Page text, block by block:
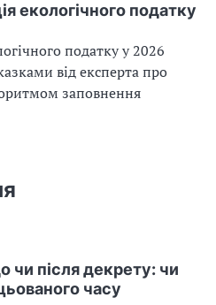
екологічного податку
податку у 2026
від експерта про
заповнення
чи після декрету: чи
часу